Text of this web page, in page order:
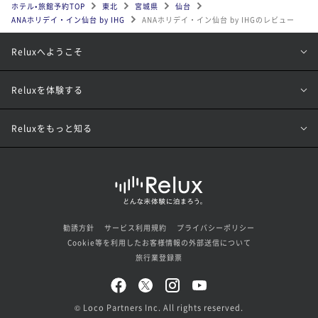
ホテル•旅館予約TOP 東北 宮城県
仙台
ANAホリデイ・イン仙台 by IHG
ANAホリデイ・イン仙台 by IHGのレビュー
Reluxへようこそ
Reluxを体験する
Reluxをもっと知る
勧誘方針 サービス利用規約
プライバシーポリシー
Cookie等を利用したお客様情報の外部送信について
旅行業登録票
© Loco Partners Inc. All rights reserved.